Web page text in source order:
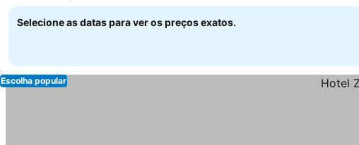
Selecione as datas para ver os preços exatos.
Escolha popular